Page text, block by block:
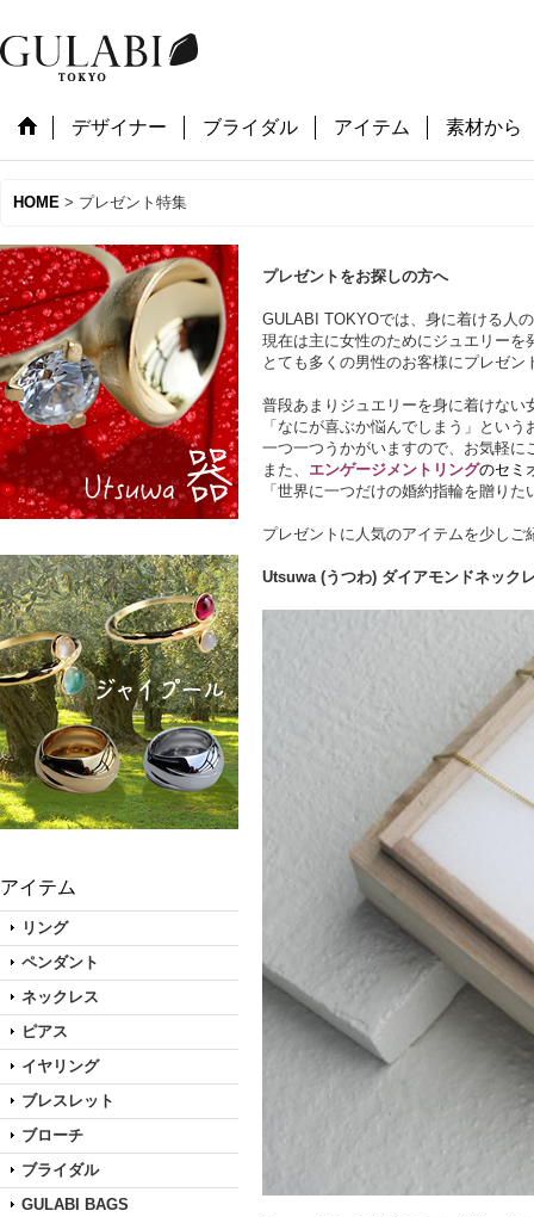
デザイナー ブライダル アイテム 素材から
HOME > プレゼント特集
アイテム
リング
ペンダント
ネックレス
ピアス
イヤリング
ブレスレット
ブローチ
ブライダル
GULABI BAGS
プレゼントをお探しの方へ
GULABI TOKYOでは、身に着ける人
現在は主に女性のためにジュエリーを
とても多くの男性のお客様にプレゼ
普段あまりジュエリーを身に着けな
「なにが喜ぶか悩んでしまう」とい
一つ一つうかがいますので、お気軽に
また、 エンゲージメントリングのセミ
「世界に一つだけの婚約指輪を贈り
プレゼントに人気のアイテムを少しご
Utsuwa (うつわ) ダイアモンドネック